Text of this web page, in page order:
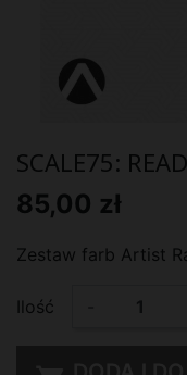
SCALE75:
85,00 zł
Zestaw farb Artist
Ilość